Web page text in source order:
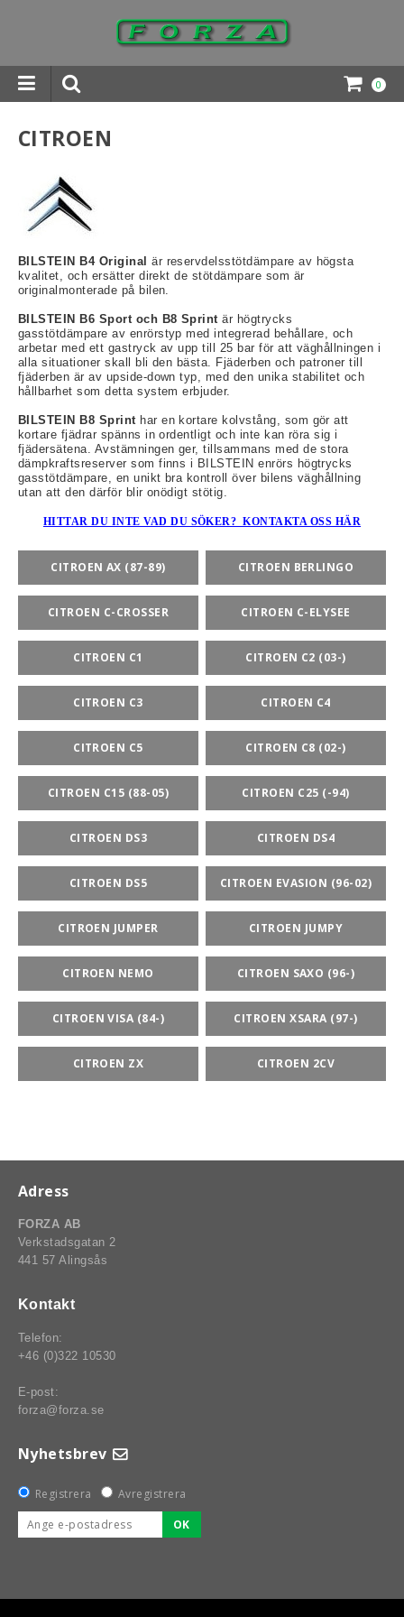
0
Rally-Racing-Klassiker
BUMPSTOPS, DAMASKER UNIVERSAL, DOMKRAFTS-
SPRINT
CITROEN
BILSTEIN B4 Original är reservdelsstötdämpare av högsta
kvalitet, och ersätter direkt de stötdämpare som är
originalmonterade på bilen.
BILSTEIN B6 Sport och B8 Sprint är högtrycks
gasstötdämpare av enrörstyp med integrerad behållare, och
arbetar med ett gastryck av upp till 25 bar för att väghållningen i
alla situationer skall bli den bästa. Fjäderben och patroner till
fjäderben är av upside-down typ, med den unika stabilitet och
hållbarhet som detta system erbjuder.
BILSTEIN B8 Sprint har en kortare kolvstång, som gör att
kortare fjädrar spänns in ordentligt och inte kan röra sig i
fjädersätena. Avstämningen ger, tillsammans med de stora
dämpkraftsreserver som finns i BILSTEIN enrörs högtrycks
gasstötdämpare, en unikt bra kontroll över bilens väghållning
utan att den därför blir onödigt stötig.
HITTAR DU INTE VAD DU SÖKER? KONTAKTA OSS HÄR
CITROEN AX (87-89) CITROEN BERLINGO
CITROEN C-CROSSER CITROEN C-ELYSEE
CITROEN C1 CITROEN C2 (03-)
CITROEN C3 CITROEN C4
CITROEN C5 CITROEN C8 (02-)
CITROEN C15 (88-05) CITROEN C25 (-94)
CITROEN DS3 CITROEN DS4
CITROEN DS5 CITROEN EVASION (96-02)
CITROEN JUMPER CITROEN JUMPY
CITROEN NEMO CITROEN SAXO (96-)
CITROEN VISA (84-) CITROEN XSARA (97-)
CITROEN ZX CITROEN 2CV
Adress
FORZA AB
Verkstadsgatan 2
441 57 Alingsås
Kontakt
Telefon:
+46 (0)322 10530
E-post:
forza@forza.se
Nyhetsbrev
Registrera
Avregistrera
OK